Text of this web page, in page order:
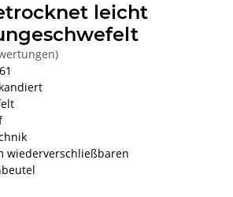
leicht
wiederverschließbaren